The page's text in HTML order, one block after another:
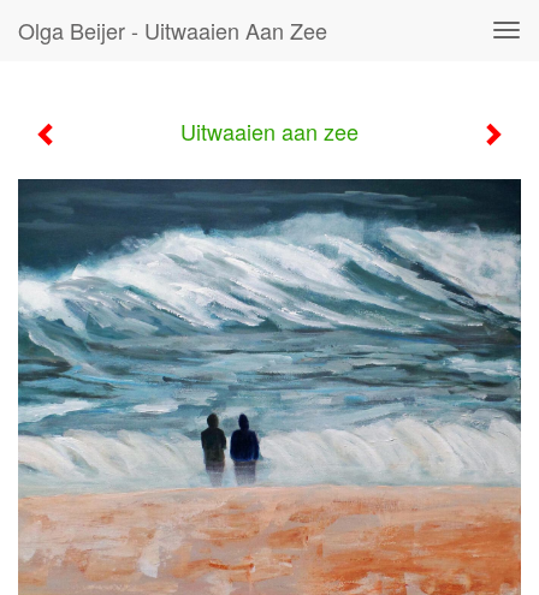
Olga Beijer - Uitwaaien Aan Zee
Uitwaaien aan zee